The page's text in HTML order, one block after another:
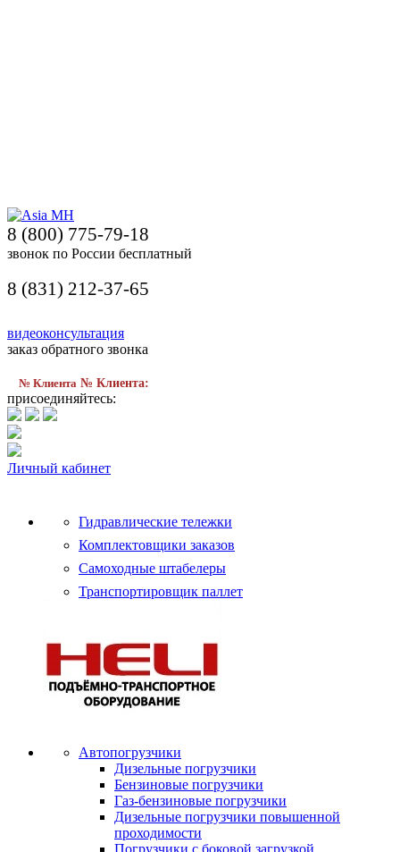
8 (800) 775-79-18
звонок по России бесплатный
8 (831) 212-37-65
видеоконсультация
заказ обратного звонка
№ Клиента № Клиента:
присоединяйтесь:
Личный кабинет
Гидравлические тележки
Комплектовщики заказов
Самоходные штабелеры
Транспортировщик паллет
Автопогрузчики
Дизельные погрузчики
Бензиновые погрузчики
Газ-бензиновые погрузчики
Дизельные погрузчики повышенной
проходимости
Погрузчики с боковой загрузкой